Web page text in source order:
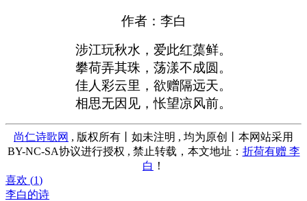
作者：李白
涉江玩秋水，爱此红蕖鲜。
攀荷弄其珠，荡漾不成圆。
佳人彩云里，欲赠隔远天。
相思无因见，怅望凉风前。
尚仁诗歌网 , 版权所有丨如未注明 , 均为原创丨本网站采用
BY-NC-SA协议进行授权 , 禁止转载，本文地址： 折荷有赠 李
白 ！
喜欢 (1)
李白的诗